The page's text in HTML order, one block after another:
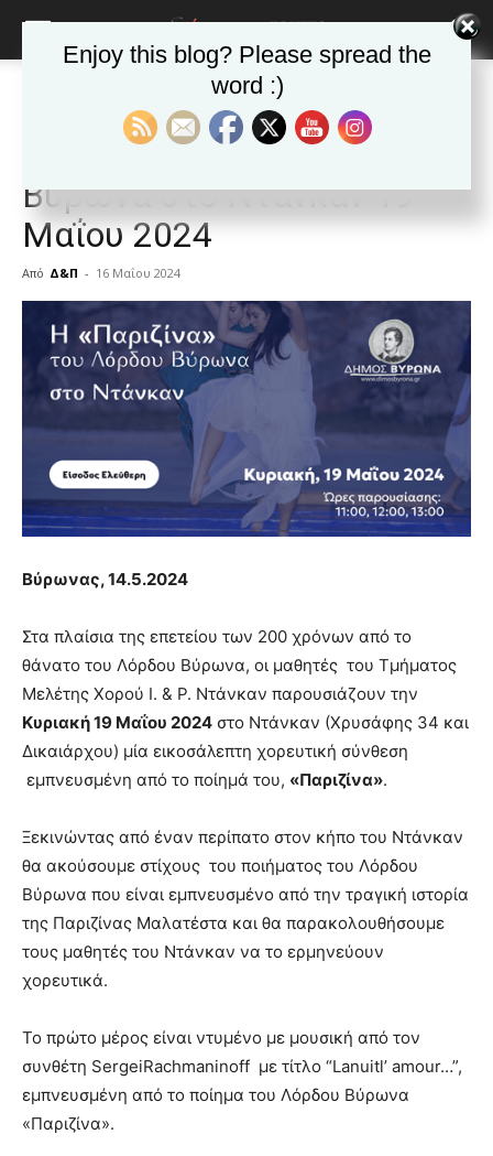
Ανακοινώσεις - Δελτία τύπου
Ανακοινώσεις - Δελτία τύπου Δημοφιλή άρθρα
Η «Παριζίνα» του Λόρδου
Βύρωνα στο Ντάνκαν 19
Μαΐου 2024
Από Δ&Π - 16 Μαΐου 2024
lesbians
very
cam
show. desi
brandi
lyons
teaches
meaning
pain.
pornhun
porn
Βύρωνας, 14.5.2024
Στα πλαίσια της επετείου των 200 χρόνων από το
θάνατο του Λόρδου Βύρωνα, οι μαθητές του Τμήματος
Μελέτης Χορού Ι. & Ρ. Ντάνκαν παρουσιάζουν την
Κυριακή 19 Μαΐου 2024 στο Ντάνκαν (Χρυσάφης 34 και
Δικαιάρχου) μία εικοσάλεπτη χορευτική σύνθεση
εμπνευσμένη από το ποίημά του, «Παριζίνα».
Ξεκινώντας από έναν περίπατο στον κήπο του Ντάνκαν
θα ακούσουμε στίχους του ποιήματος του Λόρδου
Βύρωνα που είναι εμπνευσμένο από την τραγική ιστορία
της Παριζίνας Μαλατέστα και θα παρακολουθήσουμε
τους μαθητές του Ντάνκαν να το ερμηνεύουν
χορευτικά.
Το πρώτο μέρος είναι ντυμένο με μουσική από τον
συνθέτη SergeiRachmaninoff με τίτλο “Lanuitl’ amour…”,
εμπνευσμένη από το ποίημα του Λόρδου Βύρωνα
«Παριζίνα».
Enjoy this blog? Please spread the
word :)